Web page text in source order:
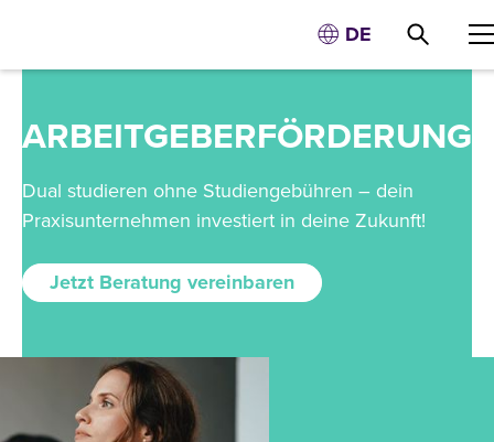
DE
ARBEITGEBERFÖRDERUNG
Dual studieren ohne Studiengebühren – dein
Praxisunternehmen investiert in deine Zukunft!
Jetzt Beratung vereinbaren